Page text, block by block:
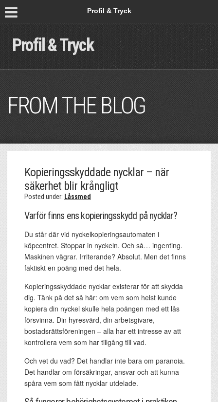
Profil & Tryck
Profil & Tryck
FROM THE BLOG
Kopieringsskyddade nycklar – när
säkerhet blir krångligt
Posted under: Låssmed
Varför finns ens kopieringsskydd på nycklar?
Du står där vid nyckelkopierings­automaten i
köpcentret. Stoppar in nyckeln. Och så… ingenting.
Maskinen vägrar. Irriterande? Absolut. Men det finns
faktiskt en poäng med det hela.
Kopieringsskyddade nycklar existerar för att skydda
dig. Tänk på det så här: om vem som helst kunde
kopiera din nyckel skulle hela poängen med ett lås
försvinna. Din hyresvärd, din arbetsgivare,
bostadsrättsföreningen – alla har ett intresse av att
kontrollera vem som har tillgång till vad.
Och vet du vad? Det handlar inte bara om paranoia.
Det handlar om försäkringar, ansvar och att kunna
spåra vem som fått nycklar utdelade.